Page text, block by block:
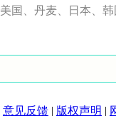
眼睛怎么变大开
开眼角手术 让眼睛
美国、丹麦、日本、
意见反馈 | 版权声明 |